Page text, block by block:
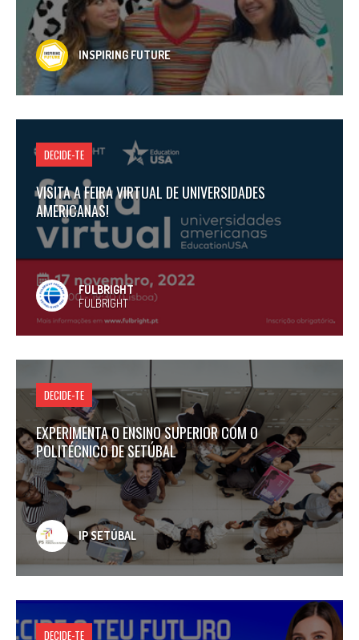
INSPIRING FUTURE
DECIDE-TE
VISITA A FEIRA VIRTUAL DE UNIVERSIDADES
AMERICANAS!
FULBRIGHT
FULBRIGHT
DECIDE-TE
EXPERIMENTA O ENSINO SUPERIOR COM O
POLITÉCNICO DE SETÚBAL
IP SETÚBAL
DECIDE-TE